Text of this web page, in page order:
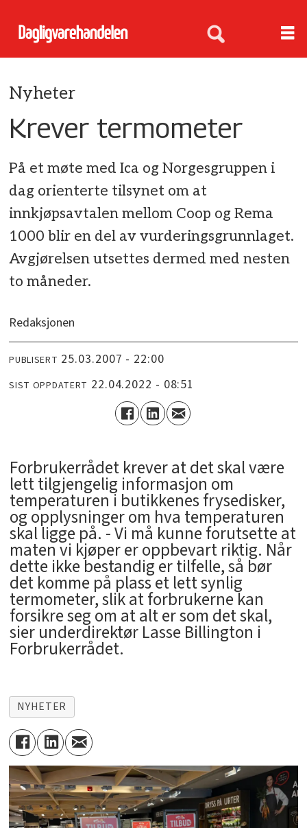
Nyheter
Krever termometer
På et møte med Ica og Norgesgruppen i
dag orienterte tilsynet om at
innkjøpsavtalen mellom Coop og Rema
1000 blir en del av vurderingsgrunnlaget.
Avgjørelsen utsettes dermed med nesten
to måneder.
Redaksjonen
PUBLISERT 25.03.2007 - 22:00
SIST OPPDATERT 22.04.2022 - 08:51
Forbrukerrådet krever at det skal være
lett tilgjengelig informasjon om
temperaturen i butikkenes frysedisker,
og opplysninger om hva temperaturen
skal ligge på. - Vi må kunne forutsette at
maten vi kjøper er oppbevart riktig. Når
dette ikke bestandig er tilfelle, så bør
det komme på plass et lett synlig
termometer, slik at forbrukerne kan
forsikre seg om at alt er som det skal,
sier underdirektør Lasse Billington i
Forbrukerrådet.
NYHETER